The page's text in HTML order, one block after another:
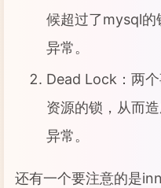
候超过了mysql的
异常。
Dead Lock：两
资源的锁，从而
异常。
还有一个要注意的是